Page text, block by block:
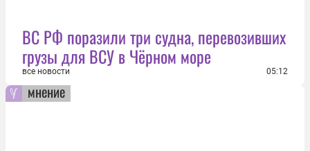
ВС РФ поразили три судна, перевозивших
грузы для ВСУ в Чёрном море
все новости 05:12
мнение